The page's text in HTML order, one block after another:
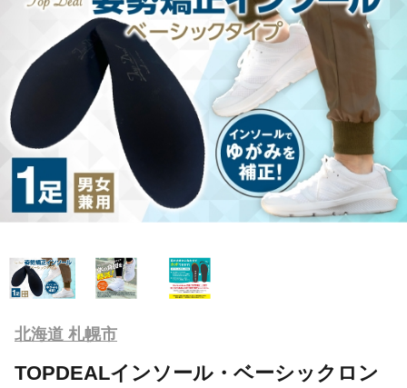
北海道 札幌市
TOPDEALインソール・ベーシックロン